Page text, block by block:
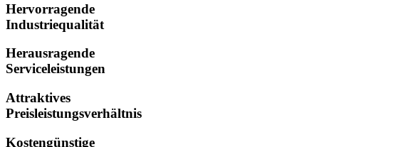
Hervorragende
Industriequalität
Herausragende
Serviceleistungen
Attraktives
Preisleistungsverhältnis
Kostengünstige